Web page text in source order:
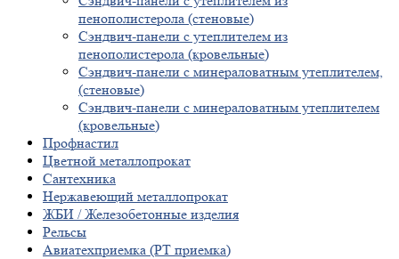
пенополистерола (стеновые)
Сэндвич-панели с утеплителем из
пенополистерола (кровельные)
Сэндвич-панели с минераловатным утеплителем,
(стеновые)
Сэндвич-панели с минераловатным утеплителем
(кровельные)
Профнастил
Цветной металлопрокат
Сантехника
Нержавеющий металлопрокат
ЖБИ / Железобетонные изделия
Рельсы
Авиатехприемка (РТ приемка)